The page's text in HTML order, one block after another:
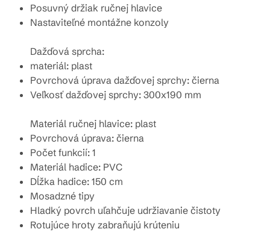
Posuvný držiak ručnej hlavice
Nastaviteľné montážne konzoly
Dažďová sprcha:
materiál: plast
Povrchová úprava dažďovej sprchy: čierna
Veľkosť dažďovej sprchy: 300x190 mm
Materiál ručnej hlavice: plast
Povrchová úprava: čierna
Počet funkcií: 1
Materiál hadice: PVC
Dĺžka hadice: 150 cm
Mosadzné tipy
Hladký povrch uľahčuje udržiavanie čistoty
Rotujúce hroty zabraňujú krúteniu